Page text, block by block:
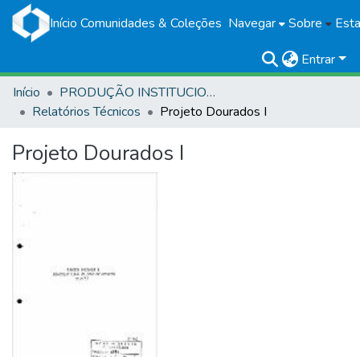
Início Comunidades & Coleções Navegar Sobre
Entrar
Início
PRODUÇÃO INSTITUCIONAL
Relatórios Técnicos
Projeto Dourados I
Projeto Dourados I